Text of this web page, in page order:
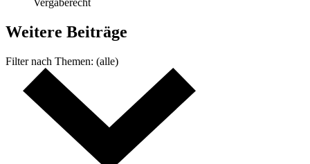
Vergaberecht
Weitere Beiträge
Filter nach Themen: (alle)